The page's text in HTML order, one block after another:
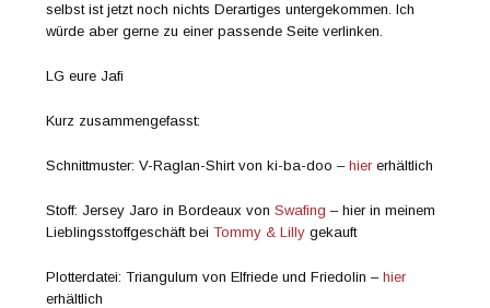
selbst ist jetzt noch nichts Derartiges untergekommen. Ich
würde aber gerne zu einer passende Seite verlinken.
LG eure Jafi
Kurz zusammengefasst:
Schnittmuster: V-Raglan-Shirt von ki-ba-doo –hiererhältlich
Stoff: Jersey Jaro in Bordeaux vonSwafing – hier in meinem
Lieblingsstoffgeschäft beiTommy & Lilly gekauft
Plotterdatei: Triangulum von Elfriede und Friedolin –hier
erhältlich